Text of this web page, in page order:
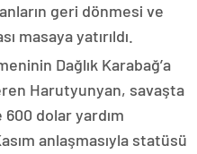
geri dönmesi ve
masaya yatırıldı.
Dağlık Karabağ’a
Harutyunyan, savaşta
dolar yardım
anlaşmasıyla statüsü